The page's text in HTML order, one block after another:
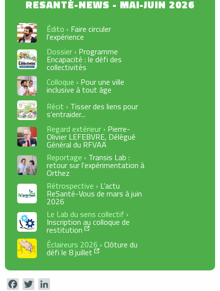
Édito › Faire circuler
l'expérience
Dossier › Programme
Encapacité : le défi des
collectivités
Colloque › Pour une ville
inclusive à tout âge
Récit › Tisser des liens pour
s’entraider...
Regard extérieur › Pierre-
Olivier LEFEBVRE, Délégué
Général du RFVAA
Reportage › Transis Lab :
retour sur l'expérimentation à
Orthez
Rétrospective › L’actu
ReSanté-Vous de mars à juin
2026
Le Lab du sens collectif ›
Inscription au colloque de
restitution
Éclaireurs 2026 › Clôture du
défi le 8 juillet
FacebookTwitter